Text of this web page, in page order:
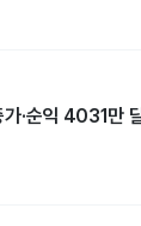
·순익 4031만